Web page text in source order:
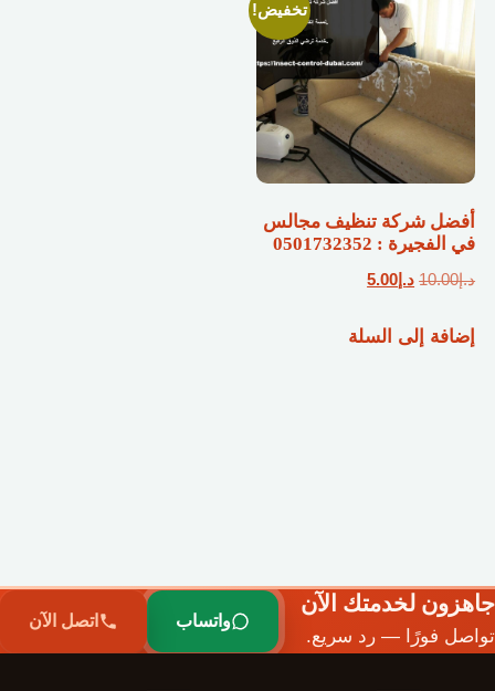
تخفيض!
أفضل شركة تنظيف مجالس
في الفجيرة : 0501732352
د.إ10.00 السعر
هو:
د.إ 5.00السعر
هو:
إضافة إلى السلة
جاهزون لخدمتك الآن
تواصل فورًا — رد سريع.
واتساب اتصل الآن